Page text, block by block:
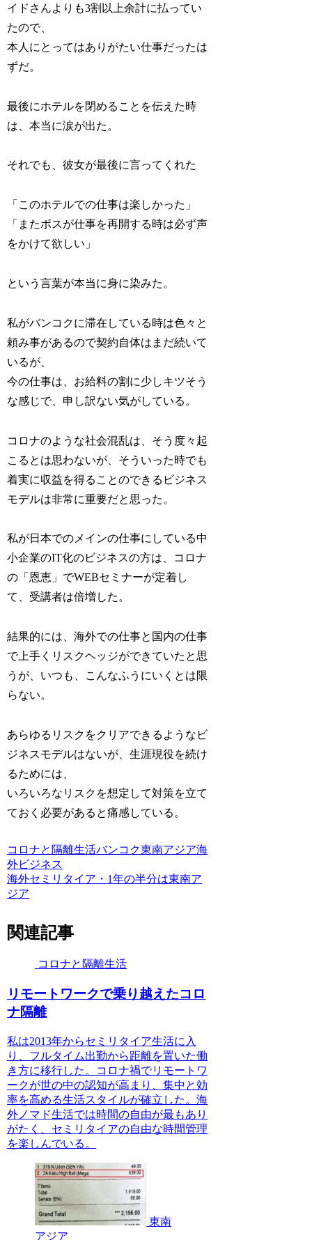
イドさんよりも3割以上余計に払ってい
たので、
本人にとってはありがたい仕事だったは
ずだ。
最後にホテルを閉めることを伝えた時
は、本当に涙が出た。
それでも、彼女が最後に言ってくれた
「このホテルでの仕事は楽しかった」
「またボスが仕事を再開する時は必ず声
をかけて欲しい」
という言葉が本当に身に染みた。
私がバンコクに滞在している時は色々と
頼み事があるので契約自体はまだ続いて
いるが、
今の仕事は、お給料の割に少しキツそう
な感じで、申し訳ない気がしている。
コロナのような社会混乱は、そう度々起
こるとは思わないが、そういった時でも
着実に収益を得ることのできるビジネス
モデルは非常に重要だと思った。
私が日本でのメインの仕事にしている中
小企業のIT化のビジネスの方は、コロナ
の「恩恵」でWEBセミナーが定着し
て、受講者は倍増した。
結果的には、海外での仕事と国内の仕事
で上手くリスクヘッジができていたと思
うが、いつも、こんなふうにいくとは限
らない。
あらゆるリスクをクリアできるようなビ
ジネスモデルはないが、生涯現役を続け
るためには、
いろいろなリスクを想定して対策を立て
ておく必要があると痛感している。
コロナと隔離生活バンコク東南アジア海
外ビジネス
海外セミリタイア・1年の半分は東南ア
ジア
関連記事
コロナと隔離生活
リモートワークで乗り越えたコロ
ナ隔離
私は2013年からセミリタイア生活に入
り、フルタイム出勤から距離を置いた働
き方に移行した。コロナ禍でリモートワ
ークが世の中の認知が高まり、集中と効
率を高める生活スタイルが確立した。海
外ノマド生活では時間の自由が最もあり
がたく、セミリタイアの自由な時間管理
を楽しんでいる。
東南
アジア